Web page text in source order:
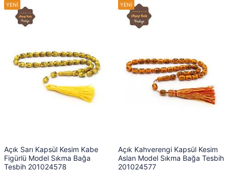
Açık Sarı Kapsül Kesim Kabe
Figürlü Model Sıkma Bağa
Tesbih 201024578
Açık Kahverengi Kapsül Kesim
Aslan Model Sıkma Bağa Tesbih
201024577